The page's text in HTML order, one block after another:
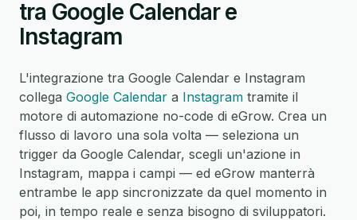
tra Google Calendar e
Instagram
L'integrazione tra Google Calendar e Instagram
collega Google Calendar a Instagram tramite il
motore di automazione no-code di eGrow. Crea un
flusso di lavoro una sola volta — seleziona un
trigger da Google Calendar, scegli un'azione in
Instagram, mappa i campi — ed eGrow manterrà
entrambe le app sincronizzate da quel momento in
poi, in tempo reale e senza bisogno di sviluppatori.